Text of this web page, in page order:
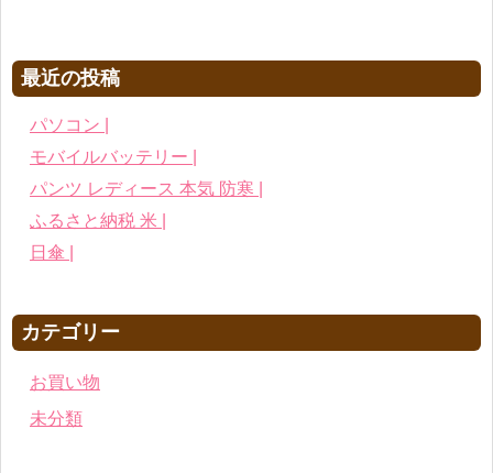
最近の投稿
パソコン |
モバイルバッテリー |
パンツ レディース 本気 防寒 |
ふるさと納税 米 |
日傘 |
カテゴリー
お買い物
未分類